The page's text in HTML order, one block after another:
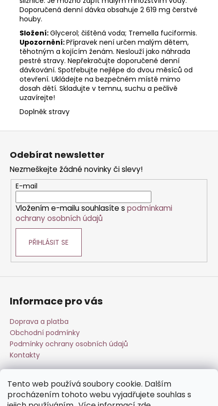
Tento web používá soubory cookie. Dalším
procházením tohoto webu vyjadřujete souhlas s
Doporučená denní dávka obsahuje 2 619 mg čerstvé
houby.
Složení:Glycerol; čištěná voda; Tremella fuciformis.
Upozornění:Přípravek není určen malým dětem,
těhotným a kojícím ženám. Neslouží jako náhrada
pestré stravy. Nepřekračujte doporučené denní
dávkování. Spotřebujte nejlépe do dvou měsíců od
otevření. Ukládejte na bezpečném místě mimo
dosah dětí. Skladujte v temnu, suchu a pečlivě
uzavírejte!
Doplněk stravy
Z
Odebírat newsletter
Nezmeškejte žádné novinky či slevy!
E-mail
Vložením e-mailu souhlasíte s podmínkami
ochrany osobních údajů
PŘIHLÁSIT SE
Informace pro vás
Doprava a platba
Obchodní podmínky
Podmínky ochrany osobních údajů
Kontakty
Přijímáme online platby